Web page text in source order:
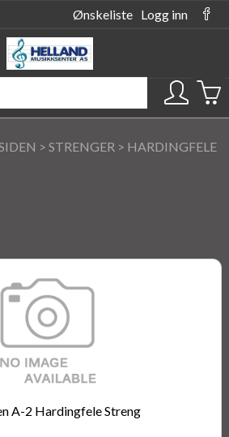
Ønskeliste Logg inn
> STRENGER > HARDINGFELE
A-2 Hardingfele Streng